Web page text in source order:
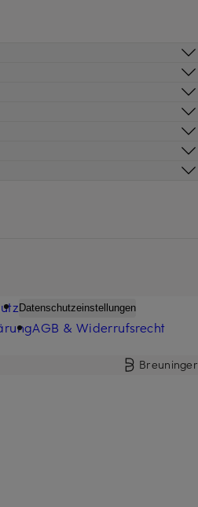
Datenschutzeinstellungen
AGB & Widerrufsrecht
Breuninger